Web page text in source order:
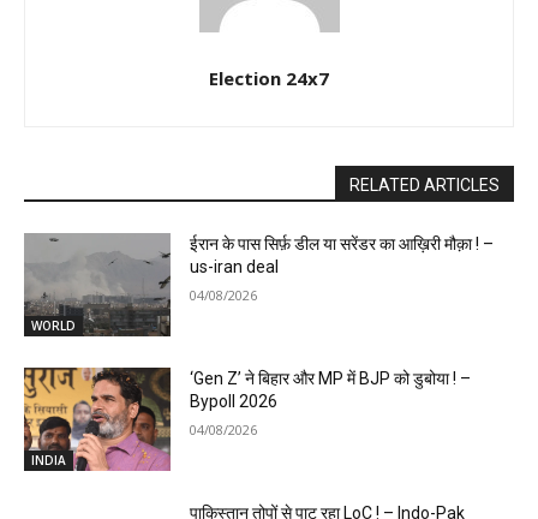
Election 24x7
RELATED ARTICLES
WORLD
ईरान के पास सिर्फ़ डील या सरेंडर का आख़िरी मौक़ा ! –
us-iran deal
04/08/2026
INDIA
‘Gen Z’ ने बिहार और MP में BJP को डुबोया ! –
Bypoll 2026
04/08/2026
पाकिस्तान तोपों से पाट रहा LoC ! – Indo-Pak